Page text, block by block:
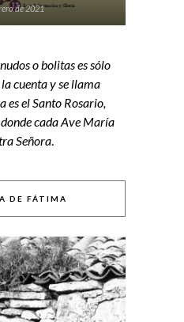
de 2021
o bolitas es sólo
cuenta y se llama
es el Santo Rosario,
cada Ave María
Señora.
DE FÁTIMA